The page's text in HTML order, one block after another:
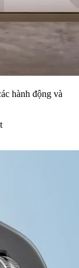
hành động và